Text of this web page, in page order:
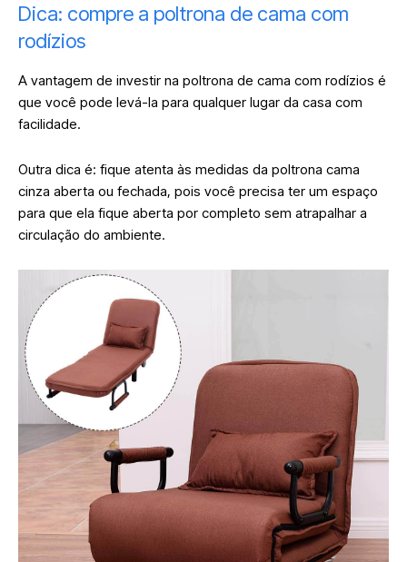
Dica: compre a poltrona de cama com
rodízios
A vantagem de investir na poltrona de cama com rodízios é
que você pode levá-la para qualquer lugar da casa com
facilidade.
Outra dica é: fique atenta às medidas da poltrona cama
cinza aberta ou fechada, pois você precisa ter um espaço
para que ela fique aberta por completo sem atrapalhar a
circulação do ambiente.